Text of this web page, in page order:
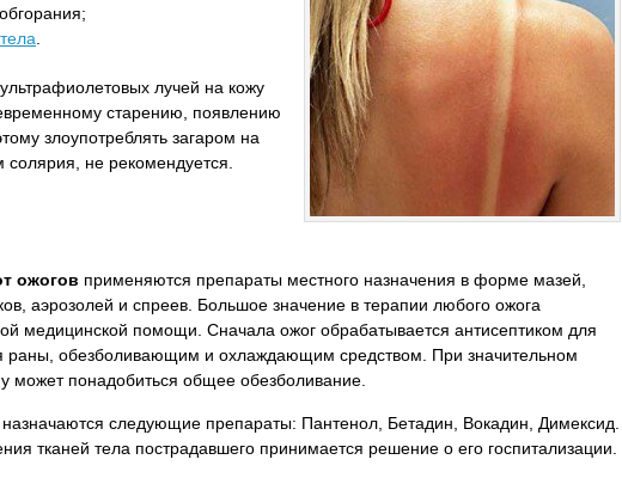
лучей на кожу
старению, появлению
злоупотреблять загаром на
солярия, не рекомендуется.
ожогов применяются препараты местного назначения в форме мазей,
аэрозолей и спреев. Большое значение в терапии любого ожога
медицинской помощи. Сначала ожог обрабатывается антисептиком для
раны, обезболивающим и охлаждающим средством. При значительном
может понадобиться общее обезболивание.
следующие препараты: Пантенол, Бетадин, Вокадин, Димексид.
тканей тела пострадавшего принимается решение о его госпитализации.